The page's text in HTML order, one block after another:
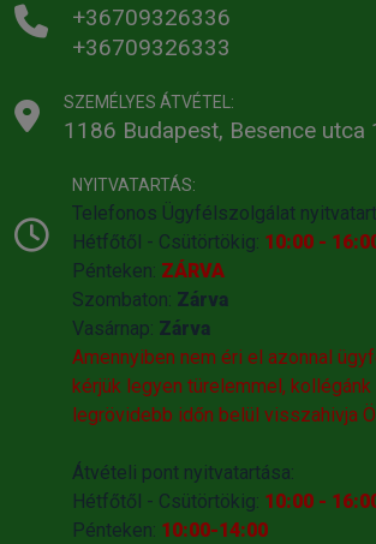
+36709326336
+36709326333
SZEMÉLYES ÁTVÉTEL:
1186 Budapest, Besence utca
NYITVATARTÁS:
Telefonos Ügyfélszolgálat
Hétfőtől - Csütörtökig: 10:00 -
Pénteken: ZÁRVA
Szombaton: Zárva
Vasárnap: Zárva
Amennyiben nem éri el azonnal
kérjük legyen türelemmel,
legrövidebb időn belül visszahivja
Átvételi pont nyitvatartása:
Hétfőtől - Csütörtökig: 10:00 -
Pénteken: 10:00-14:00